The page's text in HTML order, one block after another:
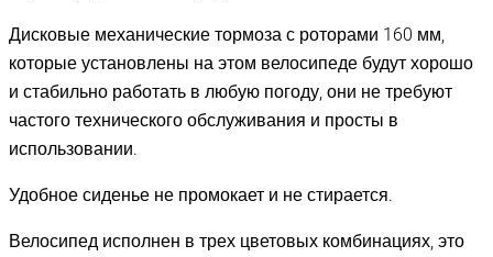
Дисковые механические тормоза с роторами 160 мм,
которые установлены на этом велосипеде будут хорошо
и стабильно работать в любую погоду, они не требуют
частого технического обслуживания и просты в
использовании.
Удобное сиденье не промокает и не стирается.
Велосипед исполнен в трех цветовых комбинациях, это